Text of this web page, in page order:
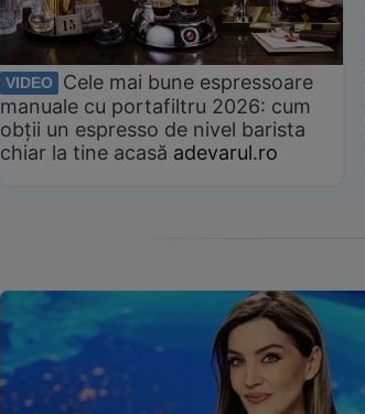
VIDEO
Cele mai bune espressoare
manuale cu portafiltru 2026: cum
obții un espresso de nivel barista
chiar la tine acasă adevarul.ro